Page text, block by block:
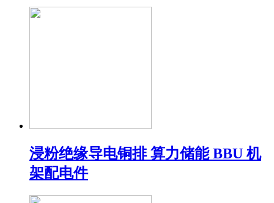
浸粉绝缘导电铜排 算力储能 BBU 机
架配电件